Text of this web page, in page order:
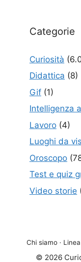
Categorie
Curiosità
Didattica (8)
Gif (1)
Intelligenza
Lavoro (4)
Luoghi da
Oroscopo
Test e quiz
Video storie
Chi siamo ·
© 2026